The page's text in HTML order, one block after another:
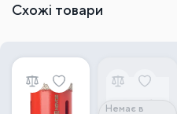
Схожі товари
Немає в